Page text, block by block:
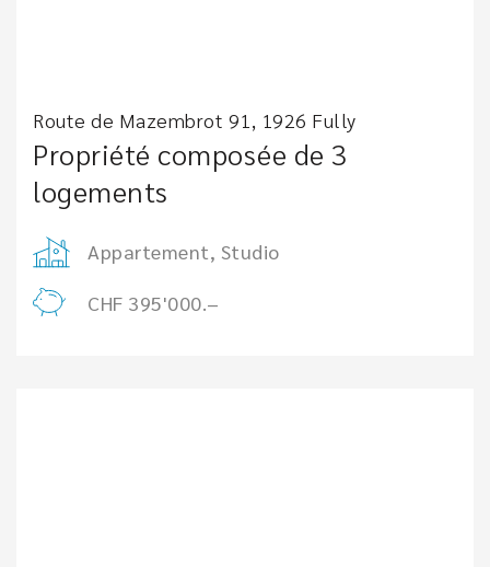
Route de Mazembrot 91, 1926 Fully
Propriété composée de 3
logements
Appartement, Studio
CHF 395'000.–